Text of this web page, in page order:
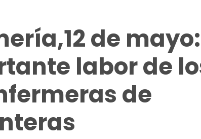
de mayo:
labor de
de